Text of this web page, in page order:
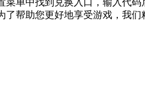
菜单中找到兑换入口，输入代
帮助您更好地享受游戏，我